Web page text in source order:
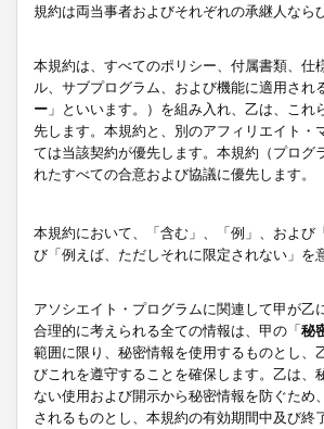
規約は両当事者およびそれぞれの承継人な
本規約は、すべてのポリシー、付属書類、
ル、サブプログラム、および機能に適用さ
ー 」といいます。）を組み入れ、乙は、こ
先します。本規約と、別のアフィリエイト
ては当該契約が優先します。本規約（プロ
れたすべての合意および協議に優先します。
本規約において、「含む」、「例」、およ
び「例えば、ただしそれに限定されない」を
アソシエイト・プログラムに関連して甲が
合理的に考えられる全ての情報は、甲の「秘
範囲に限り、秘密情報を使用するものとし
びこれを遵守することを確保します。乙は
ない使用および開示から秘密情報を防ぐた
されるものとし、本規約の有効期間中及び終